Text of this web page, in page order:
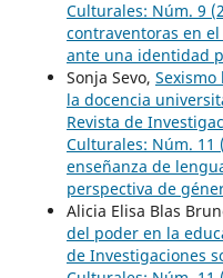
Culturales: Núm. 9
contraventoras en
ante una identidad
Sonja Sevo,
la docencia
Revista de
Culturales: Núm. 11
enseñanza de
perspectiva de
Alicia Elisa Blas
del poder en la
de Investigaciones